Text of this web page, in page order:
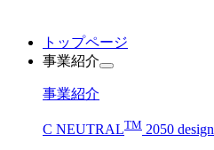
トップページ
事業紹介
事業紹介
C NEUTRALTM 2050 design